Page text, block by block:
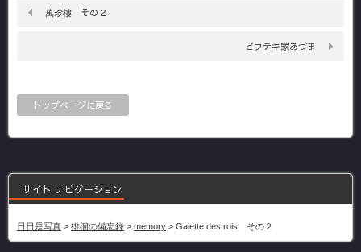
萬珍樓 その２
ビフテキ家あづま
トップページに戻る
サイト ナビゲーション
日日是写真 > 徘徊の備忘録 > memory > Galette des rois その２